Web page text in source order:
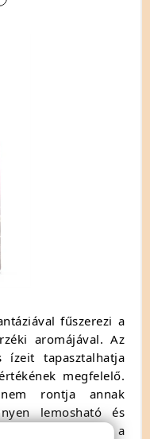
fűszerezi a
aromájával. Az
ízeit tapasztalhatja
megfelelő.
rontja annak
lemosható és
megőrzi a